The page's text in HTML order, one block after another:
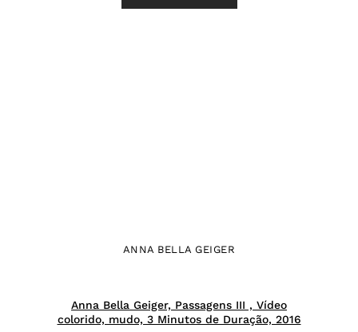
ANNA BELLA GEIGER
Anna Bella Geiger, Passagens III , Vídeo
colorido, mudo, 3 Minutos de Duração, 2016